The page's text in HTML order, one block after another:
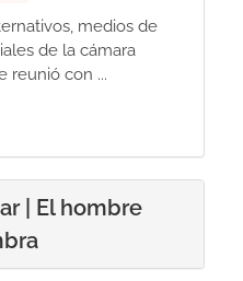
medios de
de la cámara
reunió con ...
| El hombre